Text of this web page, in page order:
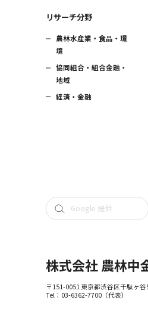
リサーチ分野
農林水産業・食品・環
境
協同組合・組合金融・
地域
経済・金融
株式会社 農林中
〒151-0051 東京都渋谷区千駄ヶ
Tel： 03-6362-7700（代表）